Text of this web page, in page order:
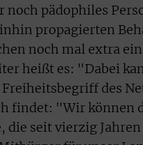
noch pädophiles
propagierten
noch mal extra
heißt es: "Dabei
des
findet: "Wir können
seit vierzig